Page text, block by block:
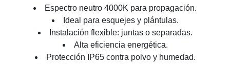
Espectro neutro 4000K para propagación.
Ideal para esquejes y plántulas.
Instalación flexible: juntas o separadas.
Alta eficiencia energética.
Protección IP65 contra polvo y humedad.